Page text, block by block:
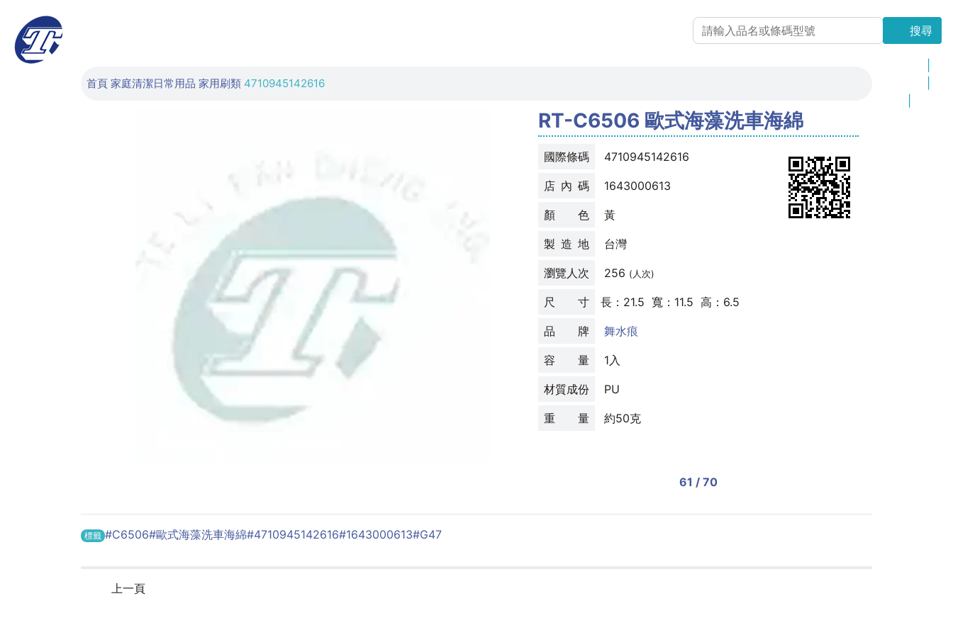
搜尋
搜尋
首頁 家庭清潔日常用品 家用刷類 4710945142616
RT-C6506 歐式海藻洗車海綿
國際條碼 4710945142616
店 內 碼 1643000613
顏 色 黃
製 造 地 台灣
瀏覽人次 256 (人次)
尺 寸 長：21.5 寬：11.5 高：6.5
品 牌 舞水痕
容 量 1入
材質成份 PU
重 量 約50克
61 / 70
標籤 #C6506#歐式海藻洗車海綿#4710945142616#1643000613#G47
上一頁